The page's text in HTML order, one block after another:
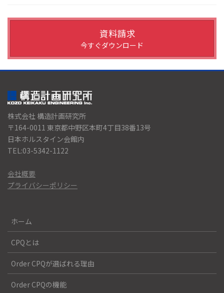
資料請求
今すぐダウンロード
株式会社 構造計画研究所
〒164-0011 東京都中野区本町4丁目38番13号
日本ホルスタイン会館内
TEL:03-5342-1122
会社概要
プライバシーポリシー
ホーム
CPQとは
Order CPQが選ばれる理由
Order CPQの機能